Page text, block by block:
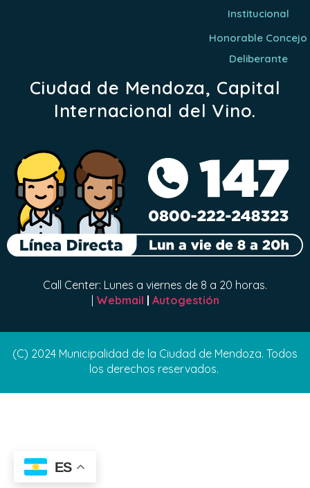
Institucional
Honorable Concejo
Deliberante
Ciudad de Mendoza, Capital
Internacional del Vino.
Call Center: Lunes a viernes de 8 a 20 horas.
| Webmail | Autogestión
(C) 2024 Municipalidad de la Ciudad de Mendoza. Todos
los derechos reservados.
ES